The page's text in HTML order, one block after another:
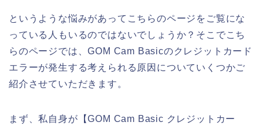
というような悩みがあってこちらのページをご覧にな
っている人もいるのではないでしょうか？そこでこち
らのページでは、GOM Cam Basicのクレジットカード
エラーが発生する考えられる原因についていくつかご
紹介させていただきます。
まず、私自身が【GOM Cam Basic クレジットカー